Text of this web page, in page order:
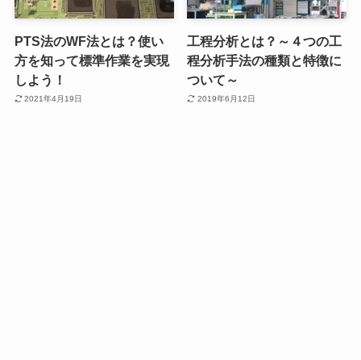
PTS法のWF法とは？使い
方を知って標準作業を実現
しよう！
2021年4月19日
工程分析とは？～４つの工
程分析手法の種類と特徴に
ついて～
2019年6月12日